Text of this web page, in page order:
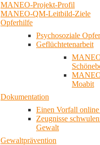
MANEO-Projekt-Profil
MANEO-QM-Leitbild-Ziele
Opferhilfe
Psychosoziale
Geflüchtetenarbeit
Moabit
Dokumentation
Einen Vorfall online
Zeugnisse
Gewalt
Gewaltprävention